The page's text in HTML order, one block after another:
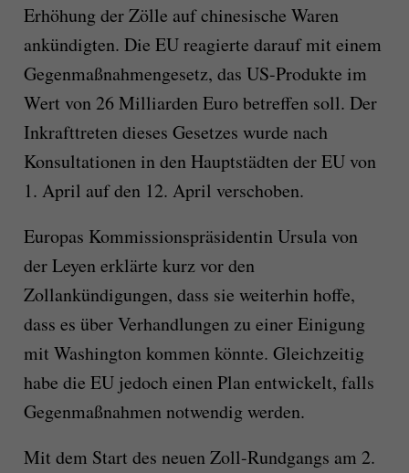
Erhöhung der Zölle auf chinesische Waren
ankündigten. Die EU reagierte darauf mit einem
Gegenmaßnahmengesetz, das US-Produkte im
Wert von 26 Milliarden Euro betreffen soll. Der
Inkrafttreten dieses Gesetzes wurde nach
Konsultationen in den Hauptstädten der EU von
1. April auf den 12. April verschoben.
Europas Kommissionspräsidentin Ursula von
der Leyen erklärte kurz vor den
Zollankündigungen, dass sie weiterhin hoffe,
dass es über Verhandlungen zu einer Einigung
mit Washington kommen könnte. Gleichzeitig
habe die EU jedoch einen Plan entwickelt, falls
Gegenmaßnahmen notwendig werden.
Mit dem Start des neuen Zoll-Rundgangs am 2.